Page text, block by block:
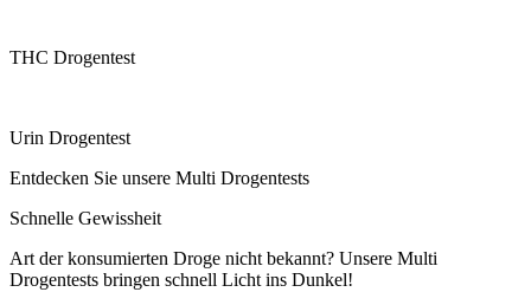
THC Drogentest
Urin Drogentest
Entdecken Sie unsere Multi Drogentests
Schnelle Gewissheit
Art der konsumierten Droge nicht bekannt? Unsere Multi
Drogentests bringen schnell Licht ins Dunkel!